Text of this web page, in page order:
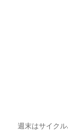
週末はサイク